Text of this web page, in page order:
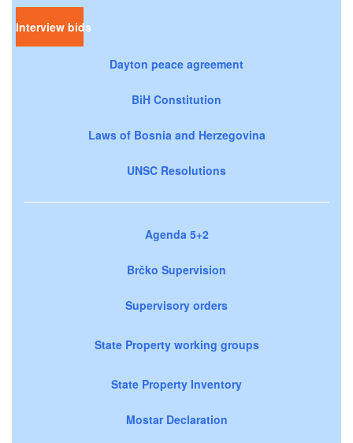
Interview bids
Dayton peace agreement
BiH Constitution
Laws of Bosnia and Herzegovina
UNSC Resolutions
Agenda 5+2
Brčko Supervision
Supervisory orders
State Property working groups
State Property Inventory
Mostar Declaration